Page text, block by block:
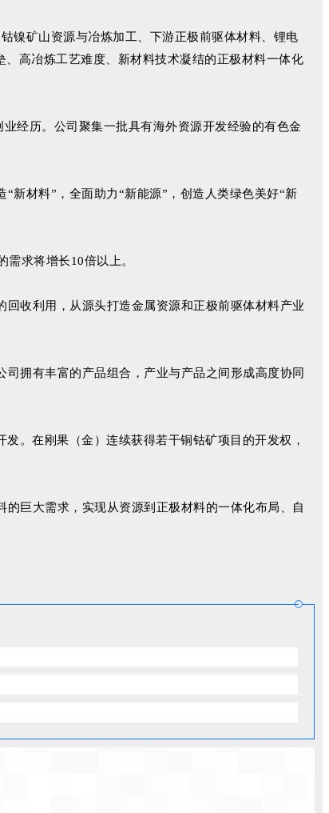
镍矿山资源与冶炼加工、下游正极前驱体材料、锂电
高冶炼工艺难度、新材料技术凝结的正极材料一体化
经历。公司聚集一批具有海外资源开发经验的有色金
新材料”，全面助力“新能源”，创造人类绿色美好“新
求将增长10倍以上。
收利用，从源头打造金属资源和正极前驱体材料产业
拥有丰富的产品组合，产业与产品之间形成高度协同
。在刚果（金）连续获得若干铜钴矿项目的开发权，
巨大需求，实现从资源到正极材料的一体化布局、自